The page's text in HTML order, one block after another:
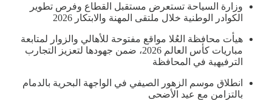
وزارة السياحة تستعرض مستقبل القطاع وفرص تطوير
الكوادر الوطنية خلال ملتقى المهنة والابتكار 2026
هيأت محافظة العُلا مواقع مفتوحة للأهالي والزوار لمتابعة
مباريات كأس العالم 2026، ضمن جهودها لتعزيز التجارب
الترفيهية في المحافظة
انطلاق موسم الزهور الصيفي في الواجهة البحرية بالدمام
بالتزامن مع عيد الأضحى